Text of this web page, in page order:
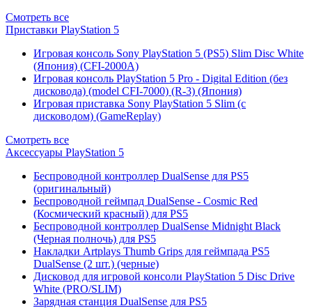
Смотреть все
Приставки PlayStation 5
Игровая консоль Sony PlayStation 5 (PS5) Slim Disc White
(Япония) (CFI-2000A)
Игровая консоль PlayStation 5 Pro - Digital Edition (без
дисковода) (model CFI-7000) (R-3) (Япония)
Игровая приставка Sony PlayStation 5 Slim (с
дисководом) (GameReplay)
Смотреть все
Аксессуары PlayStation 5
Беспроводной контроллер DualSense для PS5
(оригинальный)
Беспроводной геймпад DualSense - Cosmic Red
(Космический красный) для PS5
Беспроводной контроллер DualSense Midnight Black
(Черная полночь) для PS5
Накладки Artplays Thumb Grips для геймпада PS5
DualSense (2 шт.) (черные)
Дисковод для игровой консоли PlayStation 5 Disc Drive
White (PRO/SLIM)
Зарядная станция DualSense для PS5